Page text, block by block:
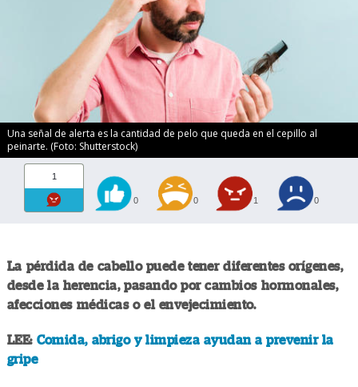
Una señal de alerta es la cantidad de pelo que queda en el cepillo al
peinarte. (Foto: Shutterstock)
1
0 0 1 0
La pérdida de cabello puede tener diferentes orígenes,
desde la herencia, pasando por cambios hormonales,
afecciones médicas o el envejecimiento.
LEE: Comida, abrigo y limpieza ayudan a prevenir la
gripe